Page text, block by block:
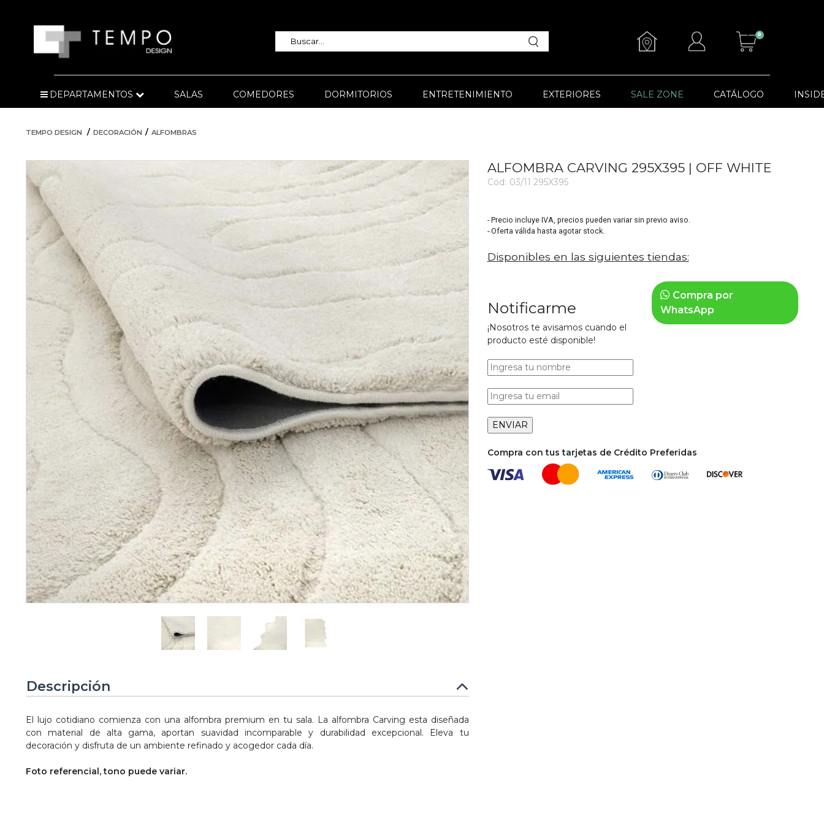
0
DEPARTAMENTOS SALAS COMEDORES DORMITORIOS ENTRETENIMIENTO EXTERIORES SALE ZONE CATÁLOGO
TEMPO DESIGN DECORACIÓN ALFOMBRAS
ALFOMBRA CARVING 295X395 | OFF WHITE
Cód: 03/11 295X395
- Precio incluye IVA, precios pueden variar sin previo aviso.
- Oferta válida hasta agotar stock.
Disponibles en las siguientes tiendas:
Notificarme
¡Nosotros te avisamos cuando el
producto esté disponible!
Compra por
WhatsApp
Compra con tus tarjetas de Crédito Preferidas
Descripción
El lujo cotidiano comienza con una alfombra premium en tu sala. La alfombra Carving esta diseñada
con material de alta gama, aportan suavidad incomparable y durabilidad excepcional. Eleva tu
decoración y disfruta de un ambiente refinado y acogedor cada día.
Foto referencial, tono puede variar.